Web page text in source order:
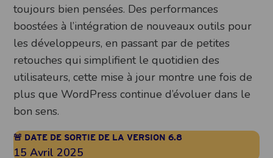
toujours bien pensées. Des performances
boostées à l’intégration de nouveaux outils pour
les développeurs, en passant par de petites
retouches qui simplifient le quotidien des
utilisateurs, cette mise à jour montre une fois de
plus que WordPress continue d’évoluer dans le
bon sens.
🚨 DATE DE SORTIE DE LA VERSION 6.8
15 Avril 2025